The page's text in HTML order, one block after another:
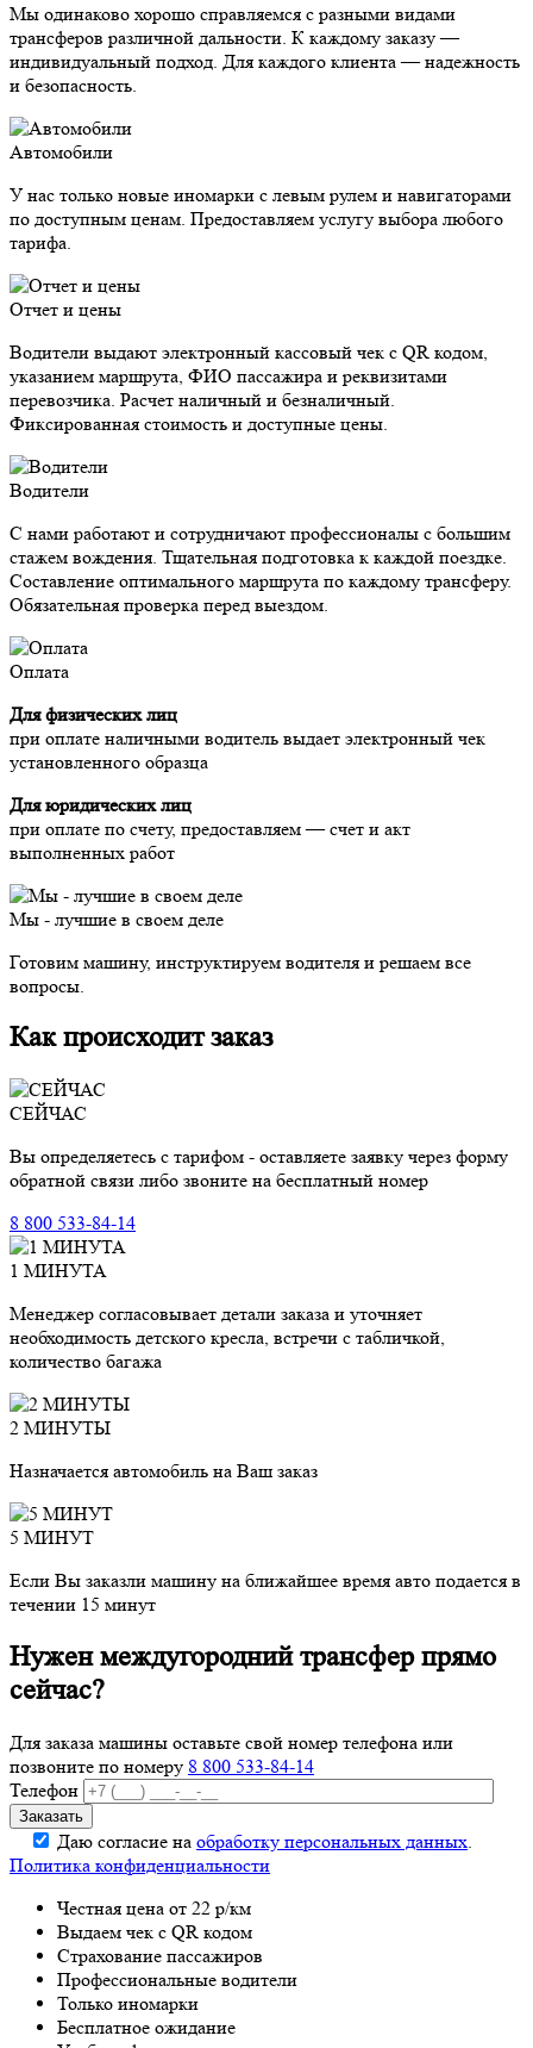
Мы одинаково хорошо справляемся с разными видами
трансферов различной дальности. К каждому заказу —
индивидуальный подход. Для каждого клиента — надежность
и безопасность.
Автомобили
У нас только новые иномарки с левым рулем и навигаторами
по доступным ценам. Предоставляем услугу выбора любого
тарифа.
Отчет и цены
Водители выдают электронный кассовый чек с QR кодом,
указанием маршрута, ФИО пассажира и реквизитами
перевозчика. Расчет наличный и безналичный.
Фиксированная стоимость и доступные цены.
Водители
С нами работают и сотрудничают профессионалы с большим
стажем вождения. Тщательная подготовка к каждой поездке.
Составление оптимального маршрута по каждому трансферу.
Обязательная проверка перед выездом.
Оплата
Для физических лиц
при оплате наличными водитель выдает электронный чек
установленного образца
Для юридических лиц
при оплате по счету, предоставляем — счет и акт
выполненных работ
Мы - лучшие в своем деле
Готовим машину, инструктируем водителя и решаем все
вопросы.
Как происходит заказ
СЕЙЧАС
Вы определяетесь с тарифом - оставляете заявку через форму
обратной связи либо звоните на бесплатный номер
8 800 533-84-14
1 МИНУТА
Менеджер согласовывает детали заказа и уточняет
необходимость детского кресла, встречи с табличкой,
количество багажа
2 МИНУТЫ
Назначается автомобиль на Ваш заказ
5 МИНУТ
Если Вы заказли машину на ближайшее время авто подается в
течении 15 минут
Нужен междугородний трансфер прямо
сейчас?
Для заказа машины оставьте свой номер телефона или
позвоните по номеру 8 800 533-84-14
Телефон
Даю согласие на обработку персональных данных.
Политика конфиденциальности
Честная цена от 22 р/км
Выдаем чек с QR кодом
Страхование пассажиров
Профессиональные водители
Только иномарки
Бесплатное ожидание